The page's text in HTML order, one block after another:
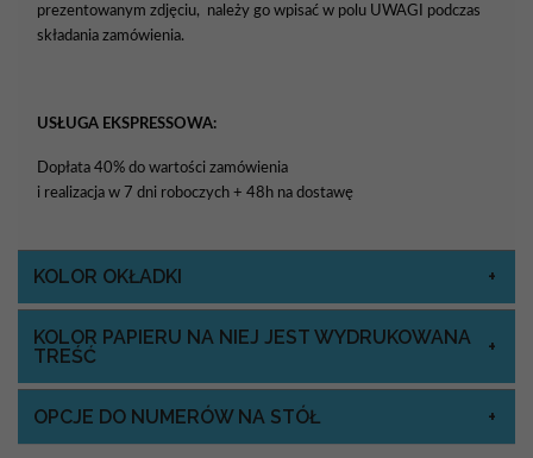
prezentowanym zdjęciu, należy go wpisać w polu UWAGI podczas
składania zamówienia.
USŁUGA EKSPRESSOWA:
Dopłata 40% do wartości zamówienia
i realizacja w 7 dni roboczych + 48h na dostawę
KOLOR OKŁADKI
KOLOR PAPIERU NA NIEJ JEST WYDRUKOWANA
TREŚĆ
OPCJE DO NUMERÓW NA STÓŁ